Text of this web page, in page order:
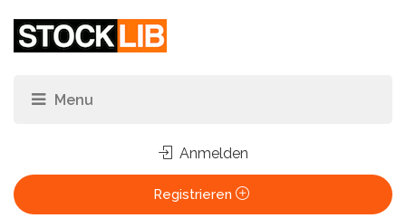
Anmelden
Registrieren